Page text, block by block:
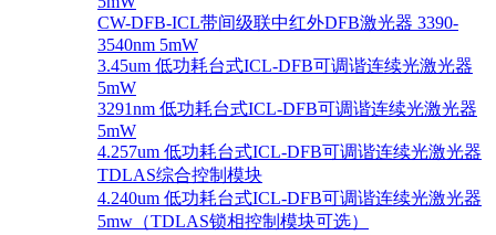
CW-DFB-ICL带间级联中红外DFB激光器 3390-
3540nm 5mW
3.45um 低功耗台式ICL-DFB可调谐连续光激光器
5mW
3291nm 低功耗台式ICL-DFB可调谐连续光激光器
5mW
4.257um 低功耗台式ICL-DFB可调谐连续光激光器
TDLAS综合控制模块
4.240um 低功耗台式ICL-DFB可调谐连续光激光器
5mw（TDLAS锁相控制模块可选）